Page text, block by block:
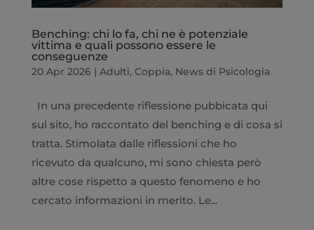
Benching: chi lo fa, chi ne è potenziale
vittima e quali possono essere le
conseguenze
20 Apr 2026 | Adulti, Coppia, News di Psicologia
In una precedente riflessione pubbicata qui
sul sito, ho raccontato del benching e di cosa si
tratta. Stimolata dalle riflessioni che ho
ricevuto da qualcuno, mi sono chiesta però
altre cose rispetto a questo fenomeno e ho
cercato informazioni in merito. Le...